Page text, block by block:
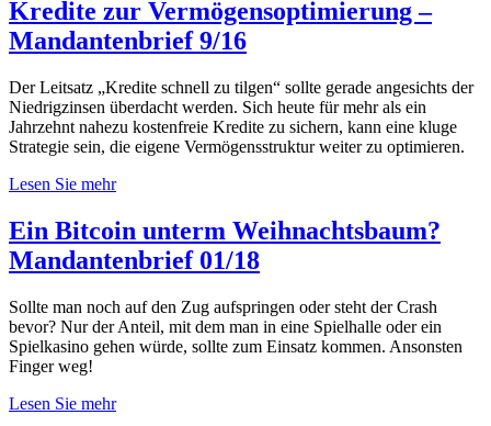
Kredite zur Vermögensoptimierung –
Mandantenbrief 9/16
Der Leitsatz „Kredite schnell zu tilgen“ sollte gerade angesichts der
Niedrigzinsen überdacht werden. Sich heute für mehr als ein
Jahrzehnt nahezu kostenfreie Kredite zu sichern, kann eine kluge
Strategie sein, die eigene Vermögensstruktur weiter zu optimieren.
Lesen Sie mehr
Ein Bitcoin unterm Weihnachtsbaum?
Mandantenbrief 01/18
Sollte man noch auf den Zug aufspringen oder steht der Crash
bevor? Nur der Anteil, mit dem man in eine Spielhalle oder ein
Spielkasino gehen würde, sollte zum Einsatz kommen. Ansonsten
Finger weg!
Lesen Sie mehr